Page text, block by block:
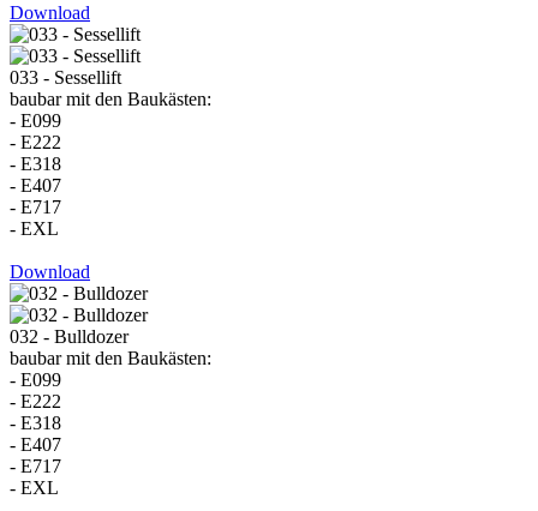
Download
033 - Sessellift
baubar mit den Baukästen:
- E099
- E222
- E318
- E407
- E717
- EXL
Download
032 - Bulldozer
baubar mit den Baukästen:
- E099
- E222
- E318
- E407
- E717
- EXL